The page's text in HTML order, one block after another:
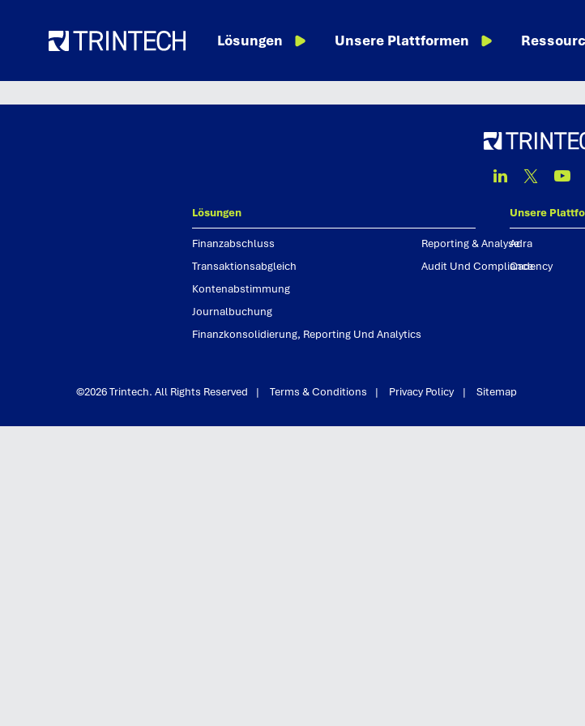
Lösungen Unsere Plattformen
Linkedin
Twitter
lösungen
finanzabschluss
transaktionsabgleich
kontenabstimmung
journalbuchung
finanzkonsolidierung, reporting und analytics
reporting & analyse
audit und compliance
unsere
adra
cadency
©2026 Trintech. All Rights Reserved | Terms & Conditions | Privacy Policy | Sitemap